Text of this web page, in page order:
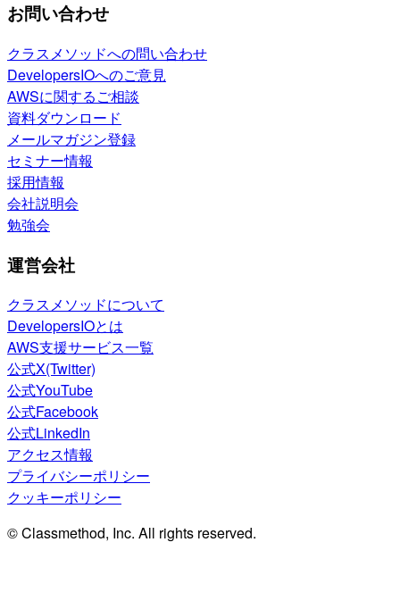
お問い合わせ
クラスメソッドへの問い合わせ
DevelopersIOへのご意見
AWSに関するご相談
資料ダウンロード
メールマガジン登録
セミナー情報
採用情報
会社説明会
勉強会
運営会社
クラスメソッドについて
DevelopersIOとは
AWS支援サービス一覧
公式X(Twitter)
公式YouTube
公式Facebook
公式LinkedIn
アクセス情報
プライバシーポリシー
クッキーポリシー
© Classmethod, Inc. All rights reserved.